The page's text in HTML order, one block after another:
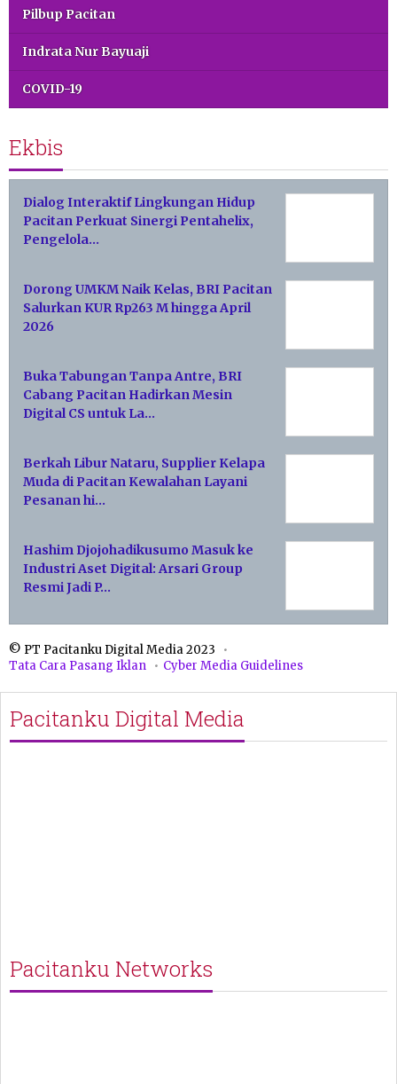
Pilbup Pacitan
Indrata Nur Bayuaji
COVID-19
Ekbis
Dialog Interaktif Lingkungan Hidup
Pacitan Perkuat Sinergi Pentahelix,
Pengelola…
Dorong UMKM Naik Kelas, BRI Pacitan
Salurkan KUR Rp263 M hingga April
2026
Buka Tabungan Tanpa Antre, BRI
Cabang Pacitan Hadirkan Mesin
Digital CS untuk La…
Berkah Libur Nataru, Supplier Kelapa
Muda di Pacitan Kewalahan Layani
Pesanan hi…
Hashim Djojohadikusumo Masuk ke
Industri Aset Digital: Arsari Group
Resmi Jadi P…
© PT Pacitanku Digital Media 2023
Tata Cara Pasang Iklan
Cyber Media Guidelines
Pacitanku Digital Media
Pacitanku Networks